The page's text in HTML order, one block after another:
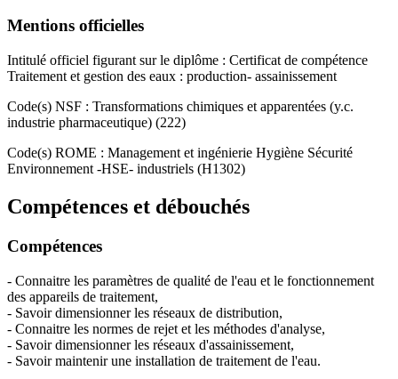
Mentions officielles
Intitulé officiel figurant sur le diplôme : Certificat de compétence
Traitement et gestion des eaux : production- assainissement
Code(s) NSF : Transformations chimiques et apparentées (y.c.
industrie pharmaceutique) (222)
Code(s) ROME : Management et ingénierie Hygiène Sécurité
Environnement -HSE- industriels (H1302)
Compétences et débouchés
Compétences
- Connaitre les paramètres de qualité de l'eau et le fonctionnement
des appareils de traitement,
- Savoir dimensionner les réseaux de distribution,
- Connaitre les normes de rejet et les méthodes d'analyse,
- Savoir dimensionner les réseaux d'assainissement,
- Savoir maintenir une installation de traitement de l'eau.